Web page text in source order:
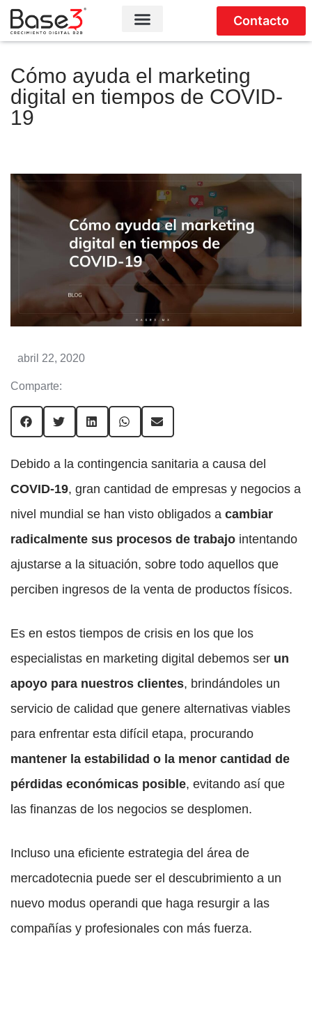
Contacto
Cómo ayuda el marketing
digital en tiempos de COVID-
19
abril 22, 2020
Comparte:
Debido a la contingencia sanitaria a causa del
COVID-19, gran cantidad de empresas y negocios a
nivel mundial se han visto obligados a cambiar
radicalmente sus procesos de trabajo intentando
ajustarse a la situación, sobre todo aquellos que
perciben ingresos de la venta de productos físicos.
Es en estos tiempos de crisis en los que los
especialistas en marketing digital debemos ser un
apoyo para nuestros clientes, brindándoles un
servicio de calidad que genere alternativas viables
para enfrentar esta difícil etapa, procurando
mantener la estabilidad o la menor cantidad de
pérdidas económicas posible, evitando así que
las finanzas de los negocios se desplomen.
Incluso una eficiente estrategia del área de
mercadotecnia puede ser el descubrimiento a un
nuevo modus operandi que haga resurgir a las
compañías y profesionales con más fuerza.